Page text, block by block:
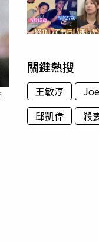
關鍵熱搜
王敏淳
邱凱偉
殺